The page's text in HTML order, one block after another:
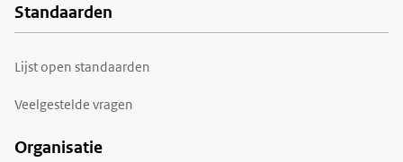
Voet
Standaarden
Lijst open standaarden
Veelgestelde vragen
Organisatie